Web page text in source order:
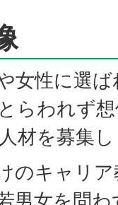
女性に選
らわれず
材を募集
のキャリ